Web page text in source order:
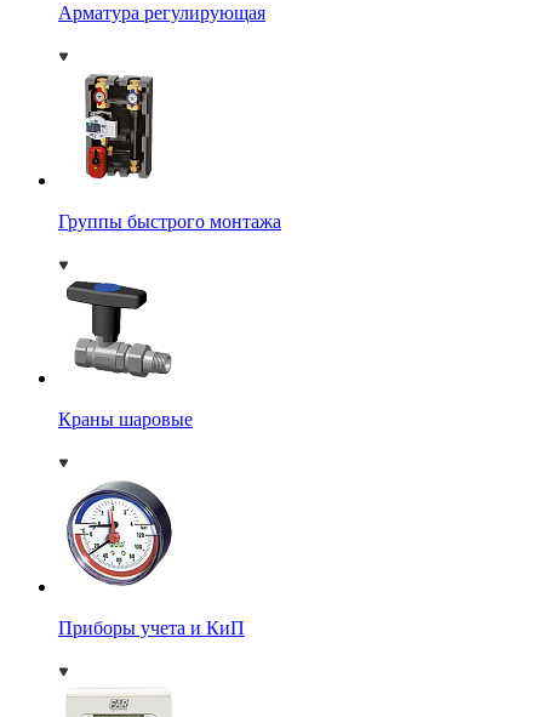
Арматура регулирующая
Группы быстрого монтажа
Краны шаровые
Приборы учета и КиП